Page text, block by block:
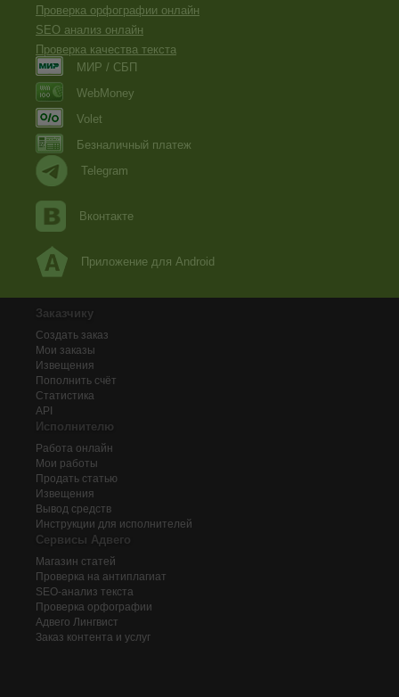
Проверка орфографии онлайн
SEO анализ онлайн
Проверка качества текста
МИР / СБП
WebMoney
Volet
Безналичный платеж
Telegram
Вконтакте
Приложение для Android
Заказчику
Создать заказ
Мои заказы
Извещения
Пополнить счёт
Статистика
API
Исполнителю
Работа онлайн
Мои работы
Продать статью
Извещения
Вывод средств
Инструкции для исполнителей
Сервисы Адвего
Магазин статей
Проверка на антиплагиат
SEO-анализ текста
Проверка орфографии
Адвего Лингвист
Заказ контента и услуг